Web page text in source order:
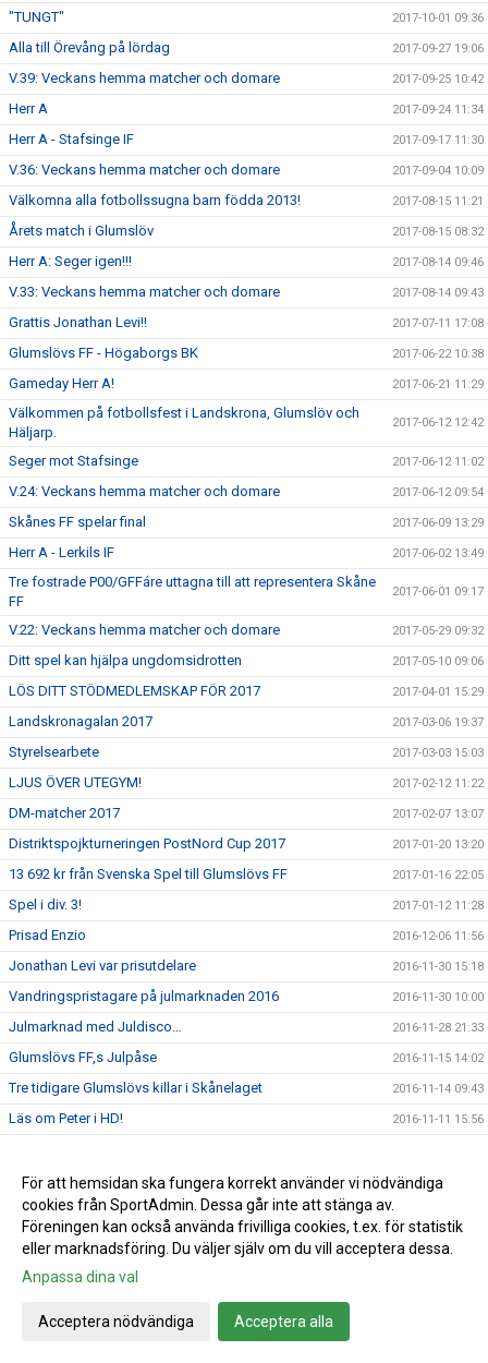
"TUNGT" 2017-10-01 09:36
Alla till Örevång på lördag 2017-09-27 19:06
V.39: Veckans hemma matcher och domare 2017-09-25 10:42
Herr A 2017-09-24 11:34
Herr A - Stafsinge IF 2017-09-17 11:30
V.36: Veckans hemma matcher och domare 2017-09-04 10:09
Välkomna alla fotbollssugna barn födda 2013! 2017-08-15 11:21
Årets match i Glumslöv 2017-08-15 08:32
Herr A: Seger igen!!! 2017-08-14 09:46
V.33: Veckans hemma matcher och domare 2017-08-14 09:43
Grattis Jonathan Levi!! 2017-07-11 17:08
Glumslövs FF - Högaborgs BK 2017-06-22 10:38
Gameday Herr A! 2017-06-21 11:29
Välkommen på fotbollsfest i Landskrona, Glumslöv och
Häljarp.
2017-06-12 12:42
Seger mot Stafsinge 2017-06-12 11:02
V.24: Veckans hemma matcher och domare 2017-06-12 09:54
Skånes FF spelar final 2017-06-09 13:29
Herr A - Lerkils IF 2017-06-02 13:49
Tre fostrade P00/GFFáre uttagna till att representera Skåne
FF
2017-06-01 09:17
V.22: Veckans hemma matcher och domare 2017-05-29 09:32
Ditt spel kan hjälpa ungdomsidrotten 2017-05-10 09:06
LÖS DITT STÖDMEDLEMSKAP FÖR 2017 2017-04-01 15:29
Landskronagalan 2017 2017-03-06 19:37
Styrelsearbete 2017-03-03 15:03
LJUS ÖVER UTEGYM! 2017-02-12 11:22
DM-matcher 2017 2017-02-07 13:07
Distriktspojkturneringen PostNord Cup 2017 2017-01-20 13:20
13 692 kr från Svenska Spel till Glumslövs FF 2017-01-16 22:05
Spel i div. 3! 2017-01-12 11:28
Prisad Enzio 2016-12-06 11:56
Jonathan Levi var prisutdelare 2016-11-30 15:18
Vandringspristagare på julmarknaden 2016 2016-11-30 10:00
Julmarknad med Juldisco… 2016-11-28 21:33
Glumslövs FF,s Julpåse 2016-11-15 14:02
Tre tidigare Glumslövs killar i Skånelaget 2016-11-14 09:43
Läs om Peter i HD! 2016-11-11 15:56
V.41: Veckans hemma matcher och domare 2016-10-10 15:06
GFF mössa 2016-10-05 09:50
V.40: Veckans hemma matcher och domare 2016-10-03 15:12
V.39: Veckans hemma-matcher och domare
V.38: veckan hemmamatcher och domare
Info brev augusti 2016
För att hemsidan ska fungera korrekt använder vi nödvändiga
cookies från SportAdmin. Dessa går inte att stänga av.
Föreningen kan också använda frivilliga cookies, t.ex. för statistik
eller marknadsföring. Du väljer själv om du vill acceptera dessa.
Anpassa dina val
Acceptera nödvändiga Acceptera alla